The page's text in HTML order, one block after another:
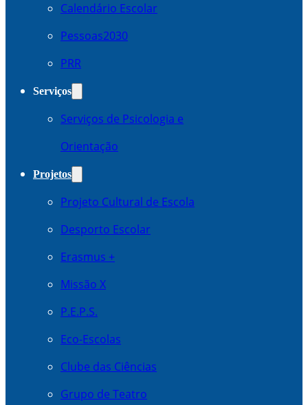
Calendário Escolar
Pessoas2030
PRR
Serviços
Serviços de Psicologia e
Orientação
Projetos
Projeto Cultural de Escola
Desporto Escolar
Erasmus +
Missão X
P.E.P.S.
Eco-Escolas
Clube das Ciências
Grupo de Teatro